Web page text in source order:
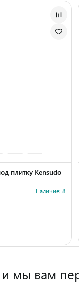
плитку Kensudo
Наличие: 8
и мы вам